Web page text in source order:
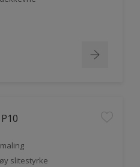
slitestyrke